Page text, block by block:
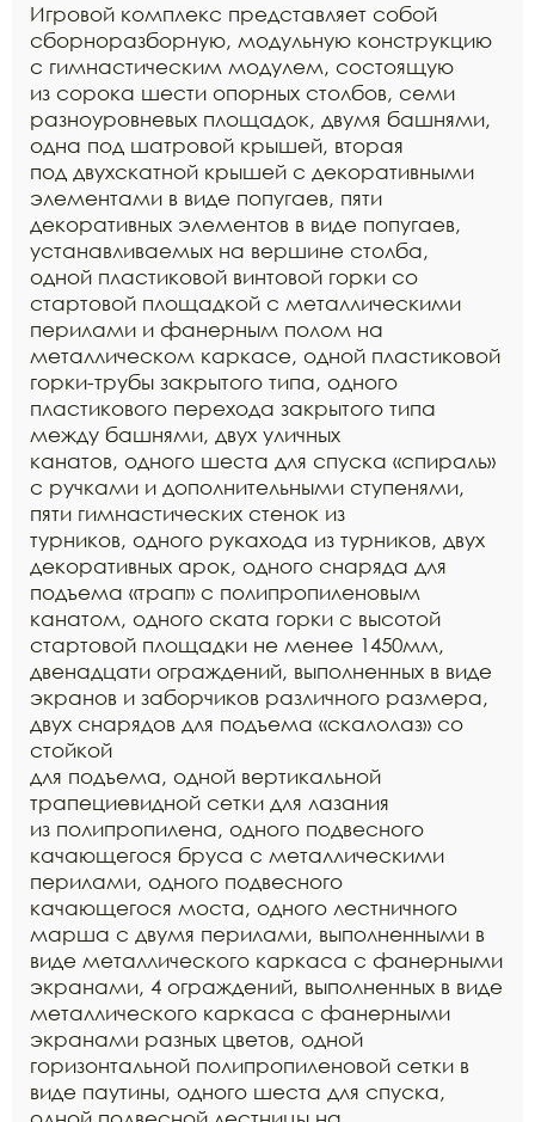
Игровой комплекс представляет собой
сборноразборную, модульную конструкцию
с гимнастическим модулем, состоящую
из сорока шести опорных столбов, семи
разноуровневых площадок, двумя башнями,
одна под шатровой крышей, вторая
под двухскатной крышей с декоративными
элементами в виде попугаев, пяти
декоративных элементов в виде попугаев,
устанавливаемых на вершине столба,
одной пластиковой винтовой горки со
стартовой площадкой с металлическими
перилами и фанерным полом на
металлическом каркасе, одной пластиковой
горки-трубы закрытого типа, одного
пластикового перехода закрытого типа
между башнями, двух уличных
канатов, одного шеста для спуска «спираль»
с ручками и дополнительными ступенями,
пяти гимнастических стенок из
турников, одного рукахода из турников, двух
декоративных арок, одного снаряда для
подъема «трап» с полипропиленовым
канатом, одного ската горки с высотой
стартовой площадки не менее 1450мм,
двенадцати ограждений, выполненных в виде
экранов и заборчиков различного размера,
двух снарядов для подъема «скалолаз» со
стойкой
для подъема, одной вертикальной
трапециевидной сетки для лазания
из полипропилена, одного подвесного
качающегося бруса с металлическими
перилами, одного подвесного
качающегося моста, одного лестничного
марша с двумя перилами, выполненными в
виде металлического каркаса с фанерными
экранами, 4 ограждений, выполненных в виде
металлического каркаса с фанерными
экранами разных цветов, одной
горизонтальной полипропиленовой сетки в
виде паутины, одного шеста для спуска,